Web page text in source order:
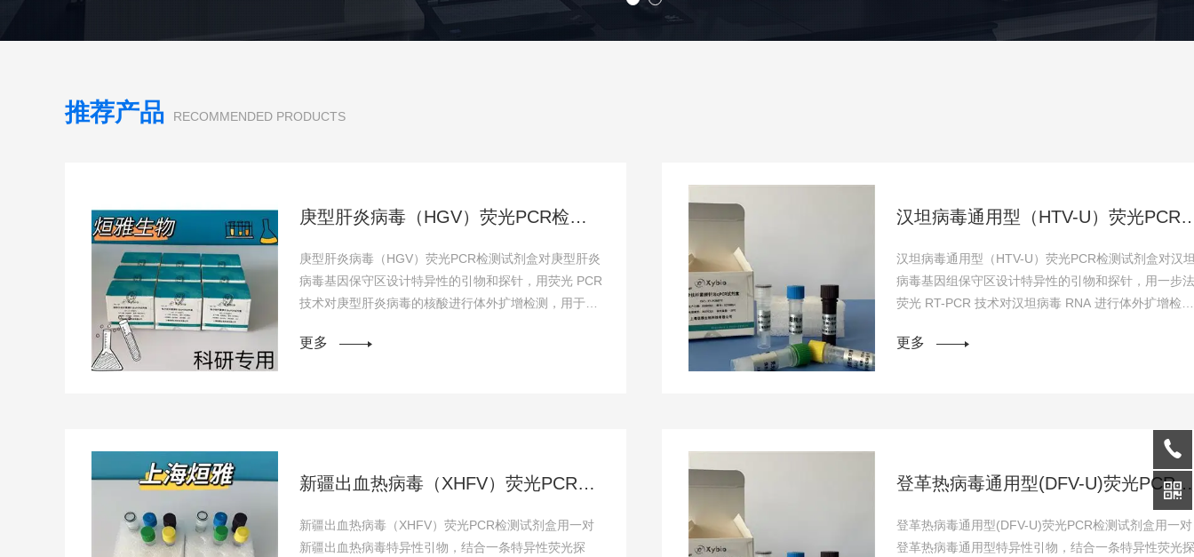
推荐产品 RECOMMENDED PRODUCTS
庚型肝炎病毒（HGV）荧光PCR检测试剂盒
庚型肝炎病毒（HGV）荧光PCR检测试剂盒对庚型肝炎
病毒基因保守区设计特异性的引物和探针，用荧光 PCR
技术对庚型肝炎病毒的核酸进行体外扩增检测，用于对
更多
汉坦病毒通用型（HTV-U
汉坦病毒通用型（HTV-U）荧光PCR检测试剂盒对汉
病毒基因组保守区设计特异性的引物和探针，用一步法
荧光 RT-PCR 技术对汉坦病毒 RNA 进行体外扩增检
更多
新疆出血热病毒（XHFV）荧光PCR检测试剂盒
新疆出血热病毒（XHFV）荧光PCR检测试剂盒用一对
新疆出血热病毒特异性引物，结合一条特异性荧光探
登革热病毒通用型(DFV-U)荧光PCR检测试剂盒
登革热病毒通用型(DFV-U)荧光PCR检测试剂盒用一对
登革热病毒通用型特异性引物，结合一条特异性荧光探